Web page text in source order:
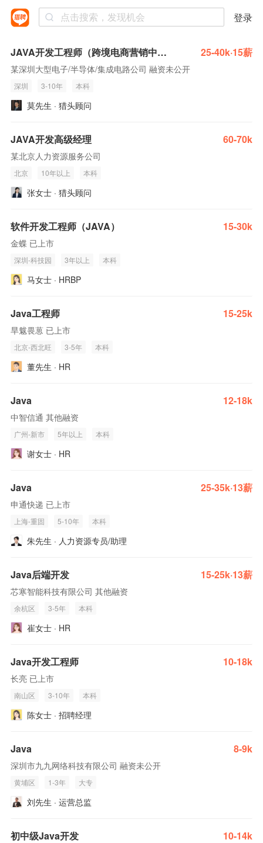
登录
JAVA开发工程师（跨境电商营销中台OMS） 25-40k·15薪
某深圳大型电子/半导体/集成电路公司 融资未公开
深圳 3-10年 本科
莫先生 · 猎头顾问
JAVA开发高级经理 60-70k
某北京人力资源服务公司
北京 10年以上 本科
张女士 · 猎头顾问
软件开发工程师（JAVA） 15-30k
金蝶 已上市
深圳-科技园 3年以上 本科
马女士 · HRBP
Java工程师 15-25k
旱魃畏葸 已上市
北京-西北旺 3-5年 本科
董先生 · HR
Java 12-18k
中智信通 其他融资
广州-新市 5年以上 本科
谢女士 · HR
Java 25-35k·13薪
申通快递 已上市
上海-重固 5-10年 本科
朱先生 · 人力资源专员/助理
Java后端开发 15-25k·13薪
芯寒智能科技有限公司 其他融资
余杭区 3-5年 本科
崔女士 · HR
Java开发工程师 10-18k
长亮 已上市
南山区 3-10年 本科
陈女士 · 招聘经理
Java 8-9k
深圳市九九网络科技有限公司 融资未公开
黄埔区 1-3年 大专
刘先生 · 运营总监
初中级Java开发 10-14k